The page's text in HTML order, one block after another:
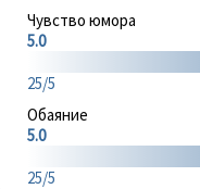
Чувство юмора
5.0
25/5
Обаяние
5.0
25/5